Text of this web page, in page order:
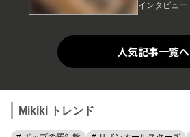
インタビュー
人気記事一覧へ
Mikiki トレンド